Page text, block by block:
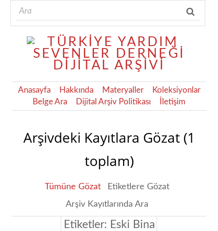
Anasayfa Hakkında Materyaller
Koleksiyonlar
Belge Ara
Dijital Arşiv Politikası İletişim
Arşivdeki Kayıtlara Gözat (1
toplam)
Tümüne Gözat
Etiketlere Gözat
Arşiv Kayıtlarında Ara
Etiketler: Eski Bina